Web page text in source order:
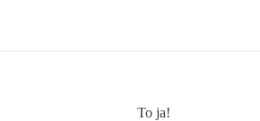
To ja!